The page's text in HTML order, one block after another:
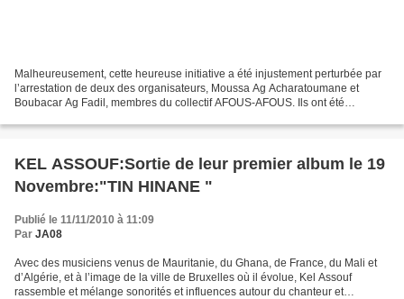
Malheureusement, cette heureuse initiative a été injustement perturbée par
l’arrestation de deux des organisateurs, Moussa Ag Acharatoumane et
Boubacar Ag Fadil, membres du collectif AFOUS-AFOUS. Ils ont été
KEL ASSOUF:Sortie de leur premier album le 19
Novembre:"TIN HINANE "
Publié le 11/11/2010 à 11:09
Par JA08
Avec des musiciens venus de Mauritanie, du Ghana, de France, du Mali et
d’Algérie, et à l’image de la ville de Bruxelles où il évolue, Kel Assouf
rassemble et mélange sonorités et influences autour du chanteur et